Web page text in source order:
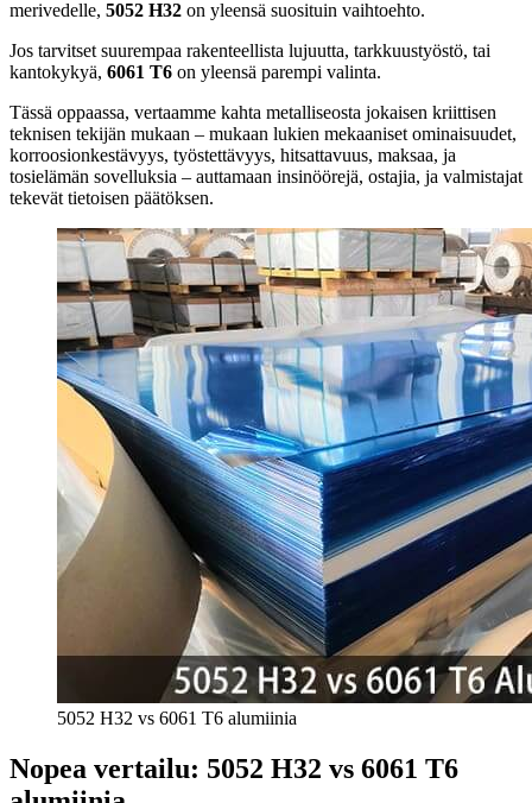
merivedelle, 5052 H32 on yleensä suosituin vaihtoehto.
Jos tarvitset suurempaa rakenteellista lujuutta, tarkkuustyöstö, tai
kantokykyä, 6061 T6 on yleensä parempi valinta.
Tässä oppaassa, vertaamme kahta metalliseosta jokaisen kriittisen
teknisen tekijän mukaan – mukaan lukien mekaaniset ominaisuudet,
korroosionkestävyys, työstettävyys, hitsattavuus, maksaa, ja
tosielämän sovelluksia – auttamaan insinöörejä, ostajia, ja valmistajat
tekevät tietoisen päätöksen.
5052 H32 vs 6061 T6 alumiinia
Nopea vertailu: 5052 H32 vs 6061 T6